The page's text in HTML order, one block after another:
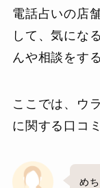
電話占いの店
して、気にな
んや相談をす
ここでは、ウ
に関する口コ
め